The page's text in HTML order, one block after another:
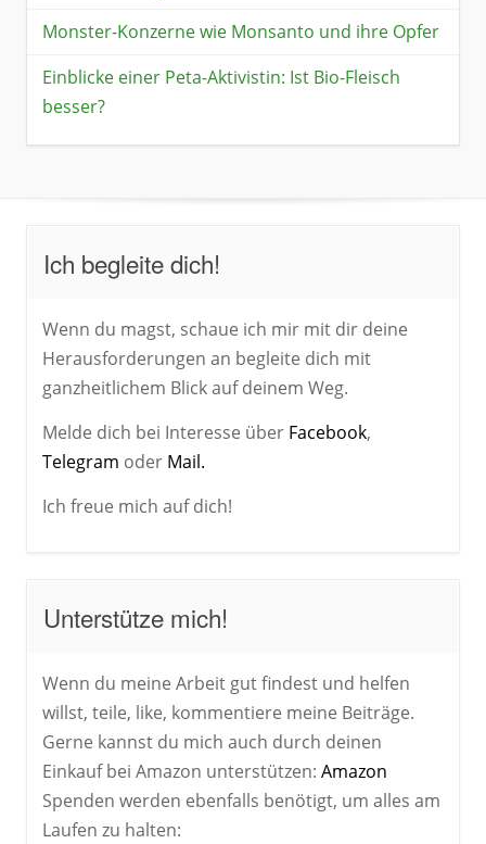
Monster-Konzerne wie Monsanto und ihre Opfer
Einblicke einer Peta-Aktivistin: Ist Bio-Fleisch
besser?
Ich begleite dich!
Wenn du magst, schaue ich mir mit dir deine
Herausforderungen an begleite dich mit
ganzheitlichem Blick auf deinem Weg.
Melde dich bei Interesse über Facebook,
Telegram oder Mail.
Ich freue mich auf dich!
Unterstütze mich!
Wenn du meine Arbeit gut findest und helfen
willst, teile, like, kommentiere meine Beiträge.
Gerne kannst du mich auch durch deinen
Einkauf bei Amazon unterstützen: Amazon
Spenden werden ebenfalls benötigt, um alles am
Laufen zu halten: